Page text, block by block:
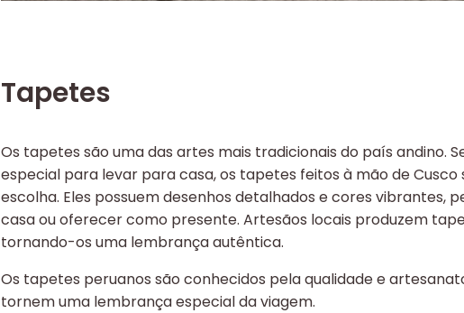
Tapetes
Os tapetes são uma das artes mais tradicionais do país andino.
especial para levar para casa, os tapetes feitos à mão de
escolha. Eles possuem desenhos detalhados e cores vibrantes,
casa ou oferecer como presente. Artesãos locais produzem
tornando-os uma lembrança autêntica.
Os tapetes peruanos são conhecidos pela qualidade e
tornem uma lembrança especial da viagem.